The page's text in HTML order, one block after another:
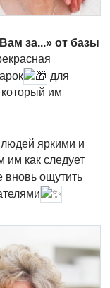
за...» от базы
для
им
яркими и
им как следует
вновь ощутить